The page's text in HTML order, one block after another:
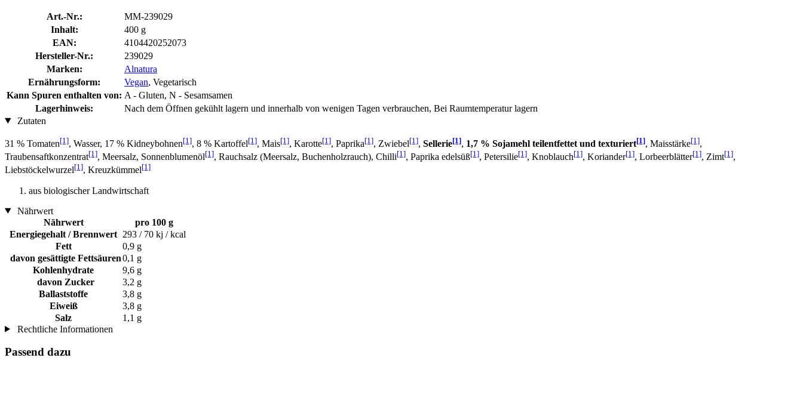
Art.-Nr.:
MM-239029
Inhalt:
400 g
EAN:
4104420252073
Hersteller-Nr.:
239029
Marken:
Alnatura
Ernährungsform:
Vegan, Vegetarisch
Kann Spuren enthalten von: A - Gluten, N - Sesamsamen
Lagerhinweis:
Nach dem Öffnen gekühlt lagern und innerhalb von wenigen Tagen verbrauchen, Bei Raumtemperatur lagern
Zutaten
31 % Tomaten[1], Wasser, 17 % Kidneybohnen[1], 8 % Kartoffel[1], Mais[1], Karotte[1], Paprika[1], Zwiebel[1], Sellerie[1], 1,7 % Sojamehl teilentfettet und texturiert[1], Maisstärke[1],
Traubensaftkonzentrat[1], Meersalz, Sonnenblumenöl[1], Rauchsalz (Meersalz, Buchenholzrauch), Chilli[1], Paprika edelsüß[1], Petersilie[1], Knoblauch[1], Koriander[1], Lorbeerblätter[1], Zimt[1],
Liebstöckelwurzel[1], Kreuzkümmel[1]
aus biologischer Landwirtschaft
Nährwert
Nährwert
pro 100 g
Energiegehalt / Brennwert 293 / 70 kj / kcal
Fett
0,9 g
davon gesättigte Fettsäuren0,1 g
Kohlenhydrate
9,6 g
davon Zucker
3,2 g
Ballaststoffe
3,8 g
Eiweiß
3,8 g
Salz
1,1 g
Rechtliche Informationen
Passend dazu